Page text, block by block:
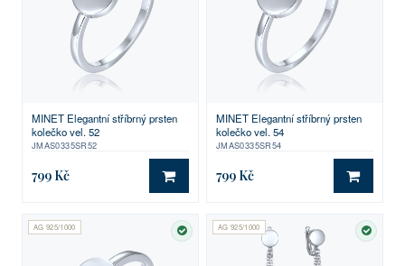
MINET Elegantní stříbrný prsten
kolečko vel. 52
JMAS0335SR52
799 Kč DO KOŠÍKU
MINET Elegantní stříbrný prsten
kolečko vel. 54
JMAS0335SR54
799 Kč DO
AG 925/1000
SKLADEM
AG 925/1000